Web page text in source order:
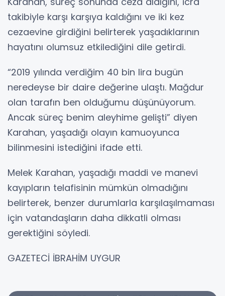
takibiyle karşı karşıya kaldığını ve iki kez
cezaevine girdiğini belirterek yaşadıklarının
hayatını olumsuz etkilediğini dile getirdi.
“2019 yılında verdiğim 40 bin lira bugün
neredeyse bir daire değerine ulaştı. Mağdur
olan tarafın ben olduğumu düşünüyorum.
Ancak süreç benim aleyhime gelişti” diyen
Karahan, yaşadığı olayın kamuoyunca
bilinmesini istediğini ifade etti.
Melek Karahan, yaşadığı maddi ve manevi
kayıpların telafisinin mümkün olmadığını
belirterek, benzer durumlarla karşılaşılmaması
için vatandaşların daha dikkatli olması
gerektiğini söyledi.
GAZETECİ İBRAHİM UYGUR